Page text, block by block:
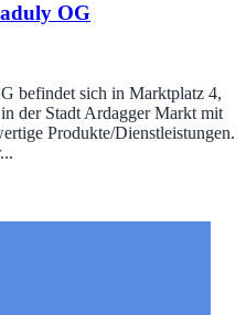
OG
befindet sich in Marktplatz 4,
der Stadt Ardagger Markt mit
Produkte/Dienstleistungen.